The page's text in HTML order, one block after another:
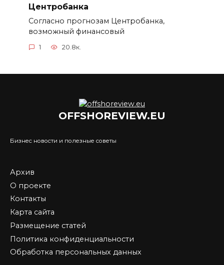
Центробанка
Согласно прогнозам Центробанка,
возможный финансовый
1 20.8к.
OFFSHOREVIEW.EU
Бизнес новости и полезные советы
Архив
О проекте
Контакты
Карта сайта
Размещение статей
Политика конфиденциальности
Обработка персональных данных